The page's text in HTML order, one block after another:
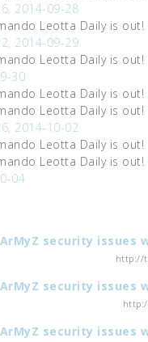
2014-09-28
Leotta Daily is out!
2014-09-29
Leotta Daily is out!
30
Leotta Daily is out!
Leotta Daily is out!
2014-10-02
Leotta Daily is out!
Leotta Daily is out!
04
ArMyZ security issues
http://
ArMyZ security issues
ArMyZ security issues